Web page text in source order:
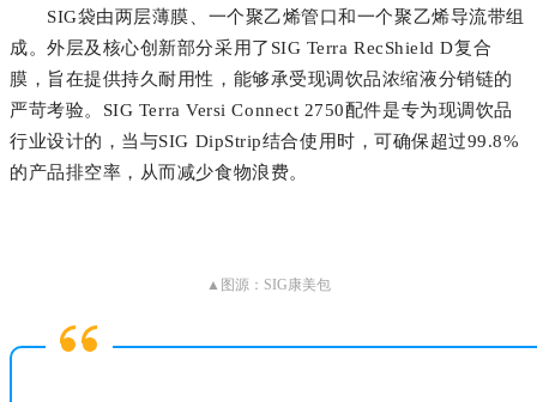
SIG袋由两层薄膜、一个聚乙烯管口和一个聚乙烯导流带组
成。外层及核心创新部分采用了SIG Terra RecShield D复合
膜，旨在提供持久耐用性，能够承受现调饮品浓缩液分销链的
严苛考验。SIG Terra Versi Connect 2750配件是专为现调饮品
行业设计的，当与SIG DipStrip结合使用时，可确保超过99.8%
的产品排空率，从而减少食物浪费。
▲图源：SIG康美包